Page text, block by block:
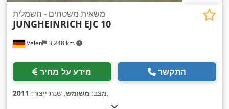
Velen 3,248 km
משאית משטחים - חשמלית
JUNGHEINRICH EJC 10
מידע על מחיר התקשר
מצב: משומש, שנת ייצור: 2011 ,